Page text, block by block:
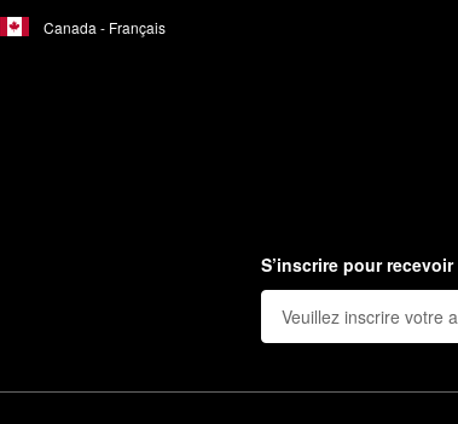
Canada - Français
S’inscrire pour